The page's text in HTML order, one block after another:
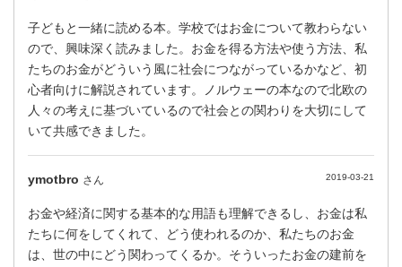
子どもと一緒に読める本。学校ではお金について教わらない
ので、興味深く読みました。お金を得る方法や使う方法、私
たちのお金がどういう風に社会につながっているかなど、初
心者向けに解説されています。ノルウェーの本なので北欧の
人々の考えに基づいているので社会との関わりを大切にして
いて共感できました。
ymotbro さん 2019-03-21
お金や経済に関する基本的な用語も理解できるし、お金は私
たちに何をしてくれて、どう使われるのか、私たちのお金
は、世の中にどう関わってくるか。そういったお金の建前を